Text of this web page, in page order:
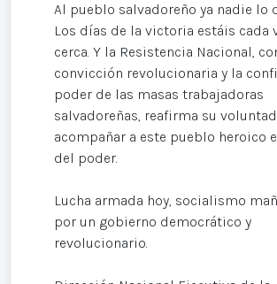
Al pueblo salvadoreño ya nadie lo
Los días de la victoria estáis cada
cerca. Y la Resistencia Nacional,
convicción revolucionaria y la
poder de las masas trabajadoras
salvadoreñas, reafirma su
acompañar a este pueblo heroico
del poder.
Lucha armada hoy, socialismo
por un gobierno democrático y
revolucionario.